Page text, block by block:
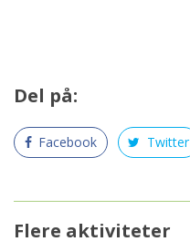
Del på:
Facebook Twitter
Flere aktiviteter